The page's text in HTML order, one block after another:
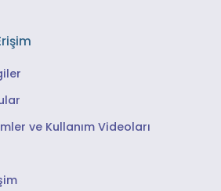
ve Kullanım Videoları